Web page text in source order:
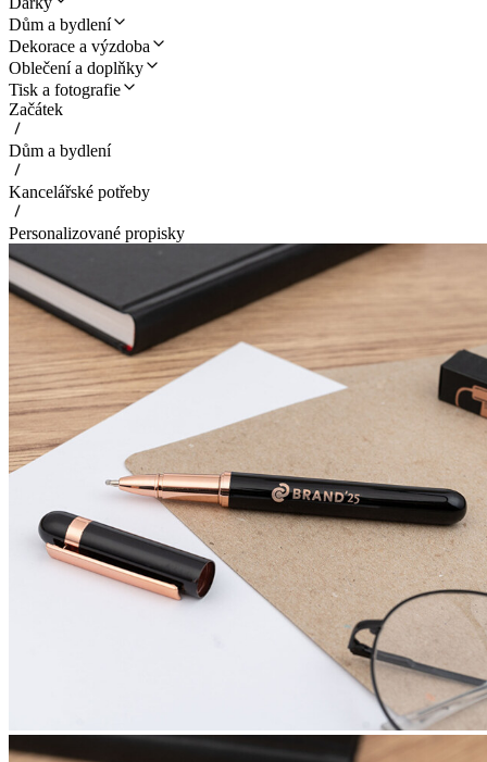
Dům a bydlení
Dekorace a výzdoba
Oblečení a doplňky
Tisk a fotografie
Začátek
Dům a bydlení
Kancelářské potřeby
Personalizované propisky